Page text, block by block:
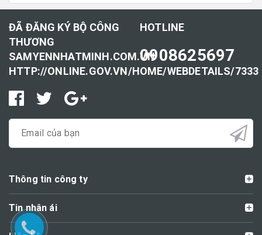
ĐÃ ĐĂNG KÝ BỘ CÔNG
THƯƠNG
SAMYENNHATMINH.COM.VN
HTTP://ONLINE.GOV.VN/HOME/WEBDETAILS/7333
HOTLINE
0908625697
Thông tin công ty
Tin nhân ái